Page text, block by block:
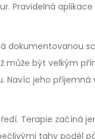
Pravidelná
dokumentovanou
může být velkým
jeho příjemná
Terapie začíná
tahy podél